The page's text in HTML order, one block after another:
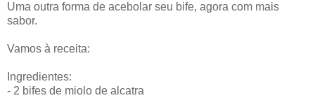
Uma outra forma de acebolar seu bife, agora com mais
sabor.
Vamos à receita:
Ingredientes:
- 2 bifes de miolo de alcatra